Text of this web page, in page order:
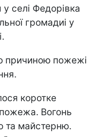
селі Федорівка
громадиі у
причиною пожежі
коротке
Вогонь
та майстерню.